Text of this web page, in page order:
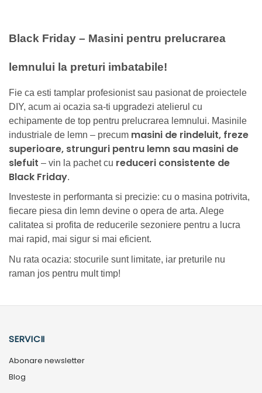
Black Friday – Masini pentru prelucrarea
lemnului la preturi imbatabile!
Fie ca esti tamplar profesionist sau pasionat de proiectele
DIY, acum ai ocazia sa-ti upgradezi atelierul cu
echipamente de top pentru prelucrarea lemnului. Masinile
industriale de lemn – precum masini de rindeluit, freze
superioare, strunguri pentru lemn sau masini de
slefuit – vin la pachet cu reduceri consistente de
Black Friday.
Investeste in performanta si precizie: cu o masina potrivita,
fiecare piesa din lemn devine o opera de arta. Alege
calitatea si profita de reducerile sezoniere pentru a lucra
mai rapid, mai sigur si mai eficient.
Nu rata ocazia: stocurile sunt limitate, iar preturile nu
raman jos pentru mult timp!
SERVICII
Abonare newsletter
Blog